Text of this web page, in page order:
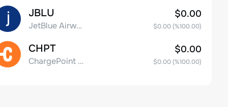
JBLU
JetBlue Airways Corp
$0.00
$0.00(%100.00)
CHPT
ChargePoint Holdings, Inc.
$0.00
$0.00(%100.00)